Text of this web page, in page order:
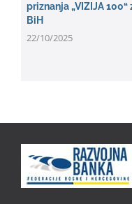
priznanja „VIZIJA
BiH
22/10/2025